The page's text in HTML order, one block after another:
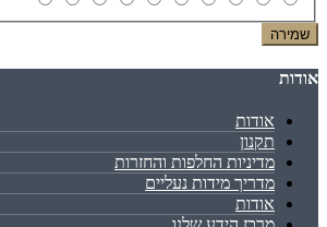
שמירה
אודות
אודות
תקנון
מדיניות החלפות והחזרות
מדריך מידות נעליים
אודות